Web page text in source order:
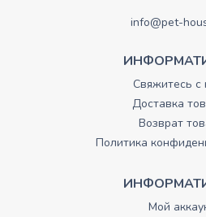
info@pet-
Свяжитесь с
Доставка
Возврат
Политика
Мой